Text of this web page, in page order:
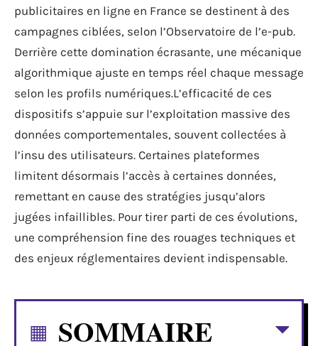
publicitaires en ligne en France se destinent à des
campagnes ciblées, selon l’Observatoire de l’e-pub.
Derrière cette domination écrasante, une mécanique
algorithmique ajuste en temps réel chaque message
selon les profils numériques.L’efficacité de ces
dispositifs s’appuie sur l’exploitation massive des
données comportementales, souvent collectées à
l’insu des utilisateurs. Certaines plateformes
limitent désormais l’accès à certaines données,
remettant en cause des stratégies jusqu’alors
jugées infaillibles. Pour tirer parti de ces évolutions,
une compréhension fine des rouages techniques et
des enjeux réglementaires devient indispensable.
SOMMAIRE